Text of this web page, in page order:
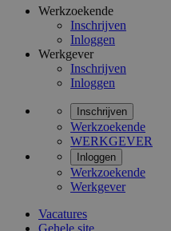
Werkzoekende
Inschrijven
Inloggen
Werkgever
Inschrijven
Inloggen
Inschrijven
Werkzoekende
WERKGEVER
Inloggen
Werkzoekende
Werkgever
Vacatures
Gehele site